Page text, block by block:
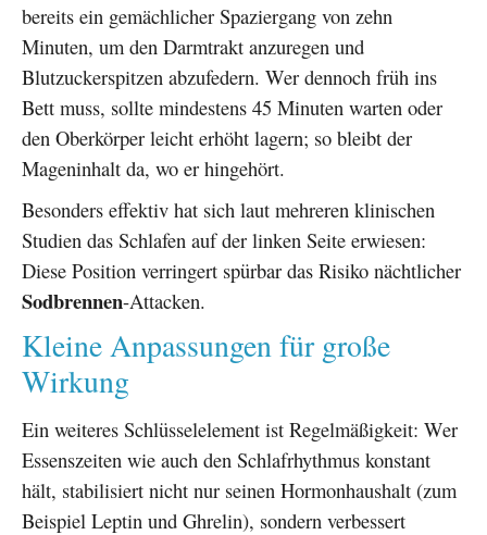
bereits ein gemächlicher Spaziergang von zehn
Minuten, um den Darmtrakt anzuregen und
Blutzuckerspitzen abzufedern. Wer dennoch früh ins
Bett muss, sollte mindestens 45 Minuten warten oder
den Oberkörper leicht erhöht lagern; so bleibt der
Mageninhalt da, wo er hingehört.
Besonders effektiv hat sich laut mehreren klinischen
Studien das Schlafen auf der linken Seite erwiesen:
Diese Position verringert spürbar das Risiko nächtlicher
Sodbrennen-Attacken.
Kleine Anpassungen für große
Wirkung
Ein weiteres Schlüsselelement ist Regelmäßigkeit: Wer
Essenszeiten wie auch den Schlafrhythmus konstant
hält, stabilisiert nicht nur seinen Hormonhaushalt (zum
Beispiel Leptin und Ghrelin), sondern verbessert